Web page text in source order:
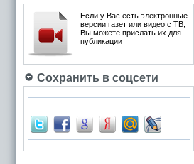
Если у Вас есть электронные
версии газет или видео с ТВ,
Вы можете прислать их для
публикации
Сохранить в соцсети